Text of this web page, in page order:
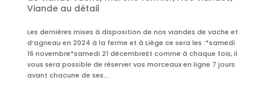
Viande au détail
Les dernières mises à disposition de nos viandes de vache et
d’agneau en 2024 à la ferme et à Liège ce sera les :*samedi
16 novembre*samedi 21 décembreEt comme à chaque fois, il
vous sera possible de réserver vos morceaux en ligne 7 jours
avant chacune de ses...